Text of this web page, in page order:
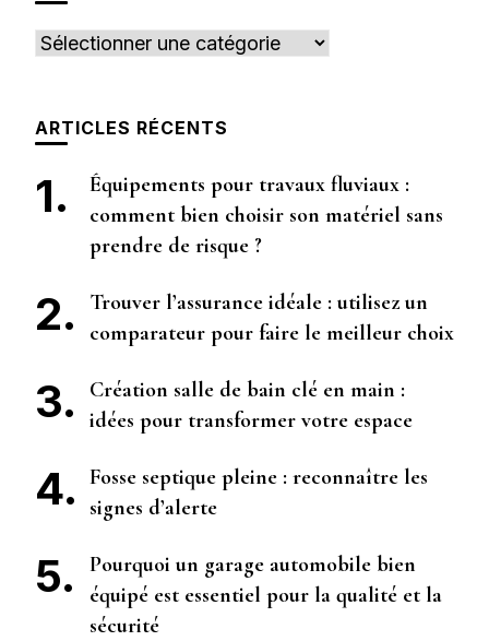
Catégories
ARTICLES RÉCENTS
Équipements pour travaux fluviaux :
comment bien choisir son matériel sans
prendre de risque ?
Trouver l’assurance idéale : utilisez un
comparateur pour faire le meilleur choix
Création salle de bain clé en main :
idées pour transformer votre espace
Fosse septique pleine : reconnaître les
signes d’alerte
Pourquoi un garage automobile bien
équipé est essentiel pour la qualité et la
sécurité